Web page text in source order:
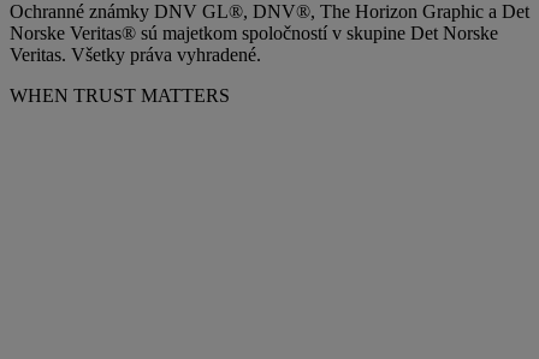
Ochranné známky DNV GL®, DNV®, The Horizon Graphic a Det
Norske Veritas® sú majetkom spoločností v skupine Det Norske
Veritas. Všetky práva vyhradené.
WHEN TRUST MATTERS